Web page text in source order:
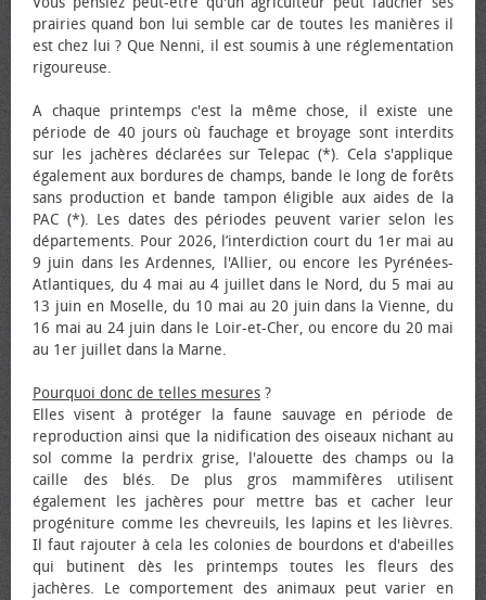
prairies quand bon lui semble car de toutes les manières il
est chez lui ? Que Nenni, il est soumis à une réglementation
rigoureuse.
A chaque printemps c'est la même chose, il existe une
période de 40 jours où fauchage et broyage sont interdits
sur les jachères déclarées sur Telepac (*). Cela s'applique
également aux bordures de champs, bande le long de forêts
sans production et bande tampon éligible aux aides de la
PAC (*). Les dates des périodes peuvent varier selon les
départements. Pour 2026, l’interdiction court du 1er mai au
9 juin dans les Ardennes, l'Allier, ou encore les Pyrénées-
Atlantiques, du 4 mai au 4 juillet dans le Nord, du 5 mai au
13 juin en Moselle, du 10 mai au 20 juin dans la Vienne, du
16 mai au 24 juin dans le Loir-et-Cher, ou encore du 20 mai
au 1er juillet dans la Marne.
Pourquoi donc de telles mesures ?
Elles visent à protéger la faune sauvage en période de
reproduction ainsi que la nidification des oiseaux nichant au
sol comme la perdrix grise, l'alouette des champs ou la
caille des blés. De plus gros mammifères utilisent
également les jachères pour mettre bas et cacher leur
progéniture comme les chevreuils, les lapins et les lièvres.
Il faut rajouter à cela les colonies de bourdons et d'abeilles
qui butinent dès les printemps toutes les fleurs des
jachères. Le comportement des animaux peut varier en